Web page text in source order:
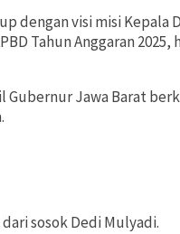
dengan visi misi Kepala
Tahun Anggaran 2025,
Gubernur Jawa Barat
sosok Dedi Mulyadi.